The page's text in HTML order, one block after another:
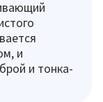
и
и тонка-